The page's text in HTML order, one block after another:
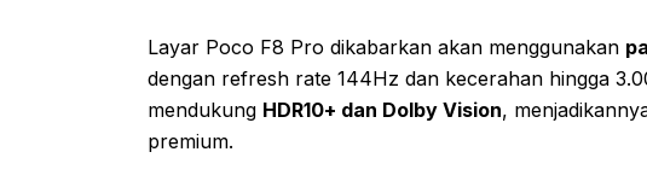
Layar Poco F8 Pro dikabarkan akan menggunakan
dengan refresh rate 144Hz dan kecerahan hingga
mendukung HDR10+ dan Dolby Vision,
premium.